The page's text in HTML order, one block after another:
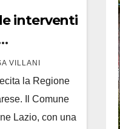
interventi
VILLANI
la Regione
Il Comune
Lazio, con una